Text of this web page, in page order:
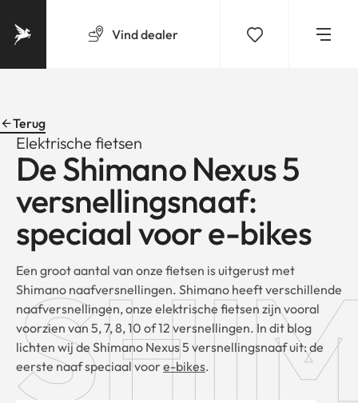
Vinddealer
Terug
Elektrische fietsen
De Shimano Nexus 5
versnellingsnaaf:
speciaal voor e-bikes
Een groot aantal van onze fietsen is uitgerust met
Shimano naafversnellingen. Shimano heeft verschillende
naafversnellingen, onze elektrische fietsen zijn vooral
voorzien van 5, 7, 8, 10 of 12 versnellingen. In dit blog
lichten wij de Shimano Nexus 5 versnellingsnaaf uit: de
eerste naaf speciaal voore-bikes.